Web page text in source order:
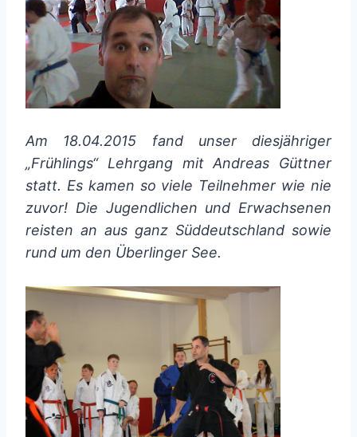
Am 18.04.2015 fand unser diesjähriger
„Frühlings“ Lehrgang mit Andreas Güttner
statt. Es kamen so viele Teilnehmer wie nie
zuvor! Die Jugendlichen und Erwachsenen
reisten an aus ganz Süddeutschland sowie
rund um den Überlinger See.